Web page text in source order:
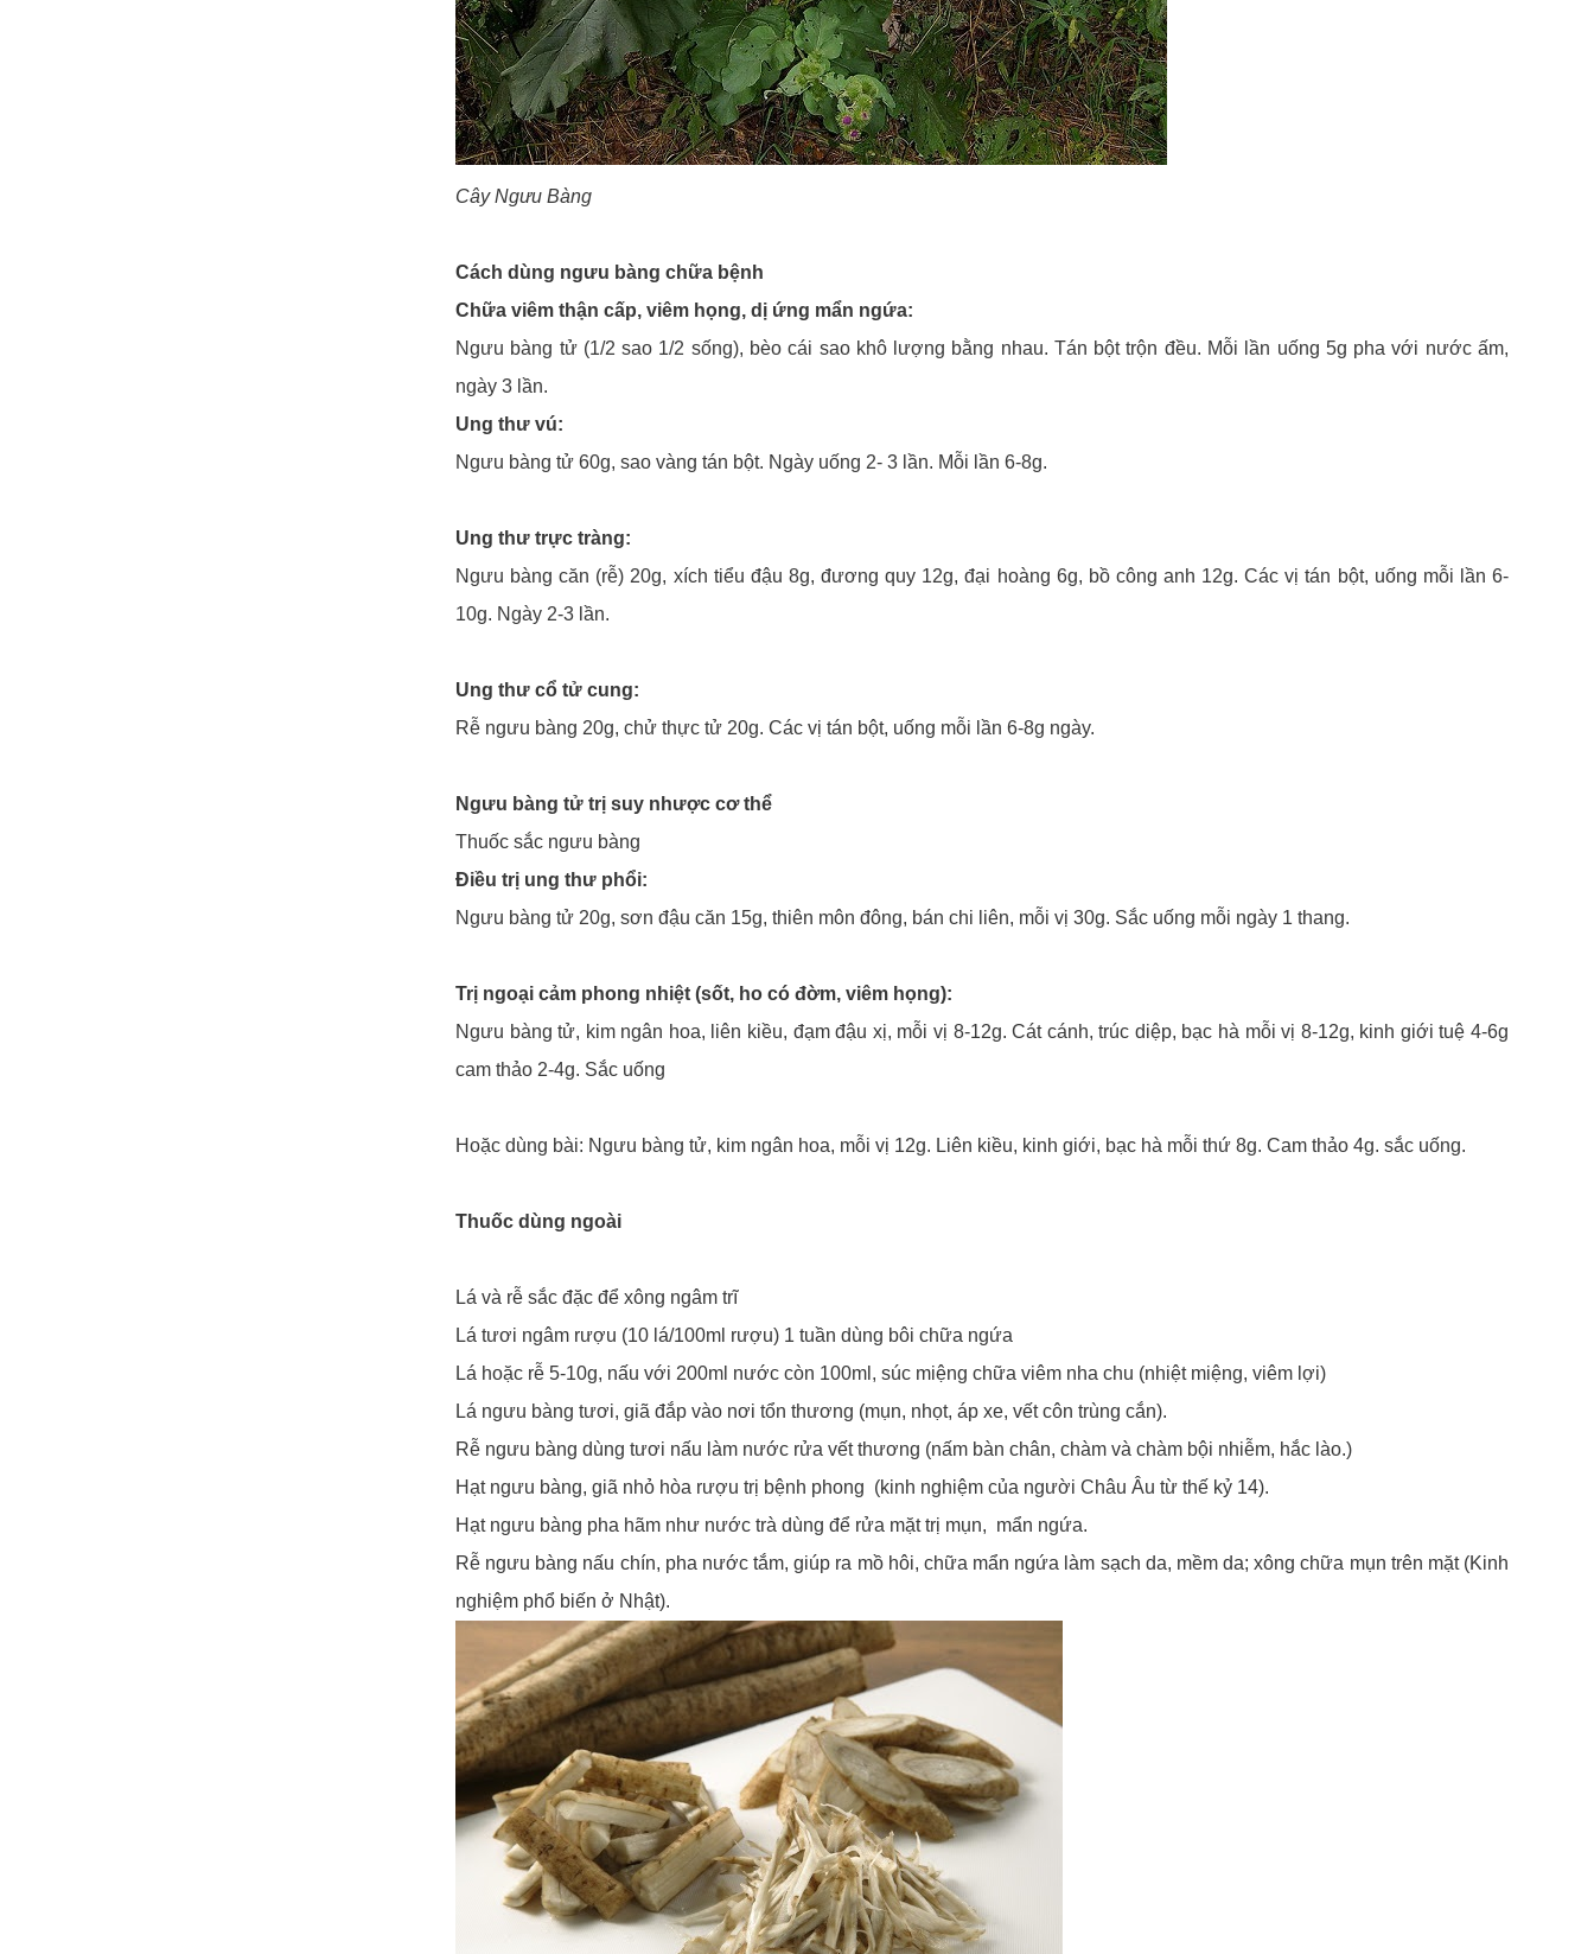
Cây Ngưu Bàng
Cách dùng ngưu bàng chữa bệnh
Chữa viêm thận cấp, viêm họng, dị ứng mẩn ngứa:
Ngưu bàng tử (1/2 sao 1/2 sống), bèo cái sao khô lượng bằng nhau. Tán bột trộn đều. Mỗi lần uống 5g pha với nước ấm,
ngày 3 lần.
Ung thư vú:
Ngưu bàng tử 60g, sao vàng tán bột. Ngày uống 2- 3 lần. Mỗi lần 6-8g.
Ung thư trực tràng:
Ngưu bàng căn (rễ) 20g, xích tiểu đậu 8g, đương quy 12g, đại hoàng 6g, bồ công anh 12g. Các vị tán bột, uống mỗi lần 6-
10g. Ngày 2-3 lần.
Ung thư cổ tử cung:
Rễ ngưu bàng 20g, chử thực tử 20g. Các vị tán bột, uống mỗi lần 6-8g ngày.
Ngưu bàng tử trị suy nhược cơ thể
Thuốc sắc ngưu bàng
Điều trị ung thư phổi:
Ngưu bàng tử 20g, sơn đậu căn 15g, thiên môn đông, bán chi liên, mỗi vị 30g. Sắc uống mỗi ngày 1 thang.
Trị ngoại cảm phong nhiệt (sốt, ho có đờm, viêm họng):
Ngưu bàng tử, kim ngân hoa, liên kiều, đạm đậu xị, mỗi vị 8-12g. Cát cánh, trúc diệp, bạc hà mỗi vị 8-12g, kinh giới tuệ 4-6g
cam thảo 2-4g. Sắc uống
Hoặc dùng bài: Ngưu bàng tử, kim ngân hoa, mỗi vị 12g. Liên kiều, kinh giới, bạc hà mỗi thứ 8g. Cam thảo 4g. sắc uống.
Thuốc dùng ngoài
Lá và rễ sắc đặc để xông ngâm trĩ
Lá tươi ngâm rượu (10 lá/100ml rượu) 1 tuần dùng bôi chữa ngứa
Lá hoặc rễ 5-10g, nấu với 200ml nước còn 100ml, súc miệng chữa viêm nha chu (nhiệt miệng, viêm lợi)
Lá ngưu bàng tươi, giã đắp vào nơi tổn thương (mụn, nhọt, áp xe, vết côn trùng cắn).
Rễ ngưu bàng dùng tươi nấu làm nước rửa vết thương (nấm bàn chân, chàm và chàm bội nhiễm, hắc lào.)
Hạt ngưu bàng, giã nhỏ hòa rượu trị bệnh phong (kinh nghiệm của người Châu Âu từ thế kỷ 14).
Hạt ngưu bàng pha hãm như nước trà dùng để rửa mặt trị mụn, mẩn ngứa.
Rễ ngưu bàng nấu chín, pha nước tắm, giúp ra mồ hôi, chữa mẩn ngứa làm sạch da, mềm da; xông chữa mụn trên mặt (Kinh
nghiệm phổ biến ở Nhật).